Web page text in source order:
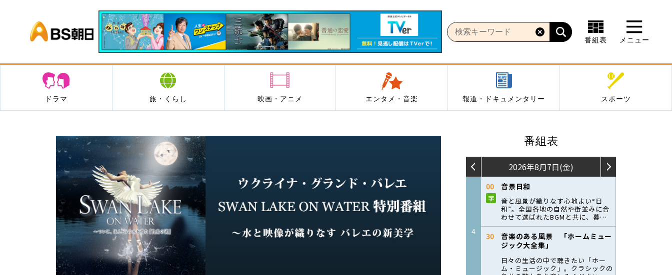
BS朝日
番組表 メニュー
ドラマ 旅・くらし 映画・アニメ エンタメ・音楽 報道・ドキュメンタリー スポーツ
番組表